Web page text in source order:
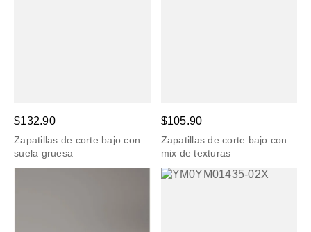
$132.90
Zapatillas de corte bajo con
suela gruesa
$105.90
Zapatillas de corte bajo con
mix de texturas